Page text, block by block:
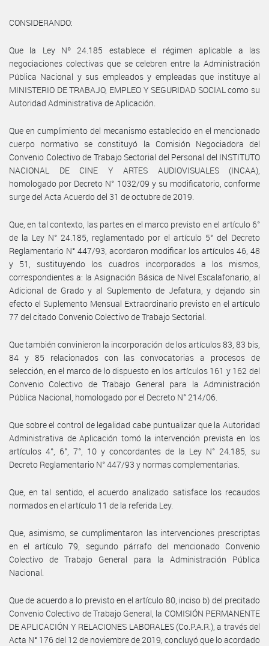
CONSIDERANDO:
Que la Ley Nº 24.185 establece el régimen aplicable a las
negociaciones colectivas que se celebren entre la Administración
Pública Nacional y sus empleados y empleadas que instituye al
MINISTERIO DE TRABAJO, EMPLEO Y SEGURIDAD SOCIAL como su
Autoridad Administrativa de Aplicación.
Que en cumplimiento del mecanismo establecido en el mencionado
cuerpo normativo se constituyó la Comisión Negociadora del
Convenio Colectivo de Trabajo Sectorial del Personal del INSTITUTO
NACIONAL DE CINE Y ARTES AUDIOVISUALES (INCAA),
homologado por Decreto N° 1032/09 y su modificatorio, conforme
surge del Acta Acuerdo del 31 de octubre de 2019.
Que, en tal contexto, las partes en el marco previsto en el artículo 6°
de la Ley N° 24.185, reglamentado por el artículo 5° del Decreto
Reglamentario N° 447/93, acordaron modificar los artículos 46, 48
y 51, sustituyendo los cuadros incorporados a los mismos,
correspondientes a: la Asignación Básica de Nivel Escalafonario, al
Adicional de Grado y al Suplemento de Jefatura, y dejando sin
efecto el Suplemento Mensual Extraordinario previsto en el artículo
77 del citado Convenio Colectivo de Trabajo Sectorial.
Que también convinieron la incorporación de los artículos 83, 83 bis,
84 y 85 relacionados con las convocatorias a procesos de
selección, en el marco de lo dispuesto en los artículos 161 y 162 del
Convenio Colectivo de Trabajo General para la Administración
Pública Nacional, homologado por el Decreto N° 214/06.
Que sobre el control de legalidad cabe puntualizar que la Autoridad
Administrativa de Aplicación tomó la intervención prevista en los
artículos 4°, 6°, 7°, 10 y concordantes de la Ley N° 24.185, su
Decreto Reglamentario N° 447/93 y normas complementarias.
Que, en tal sentido, el acuerdo analizado satisface los recaudos
normados en el artículo 11 de la referida Ley.
Que, asimismo, se cumplimentaron las intervenciones prescriptas
en el artículo 79, segundo párrafo del mencionado Convenio
Colectivo de Trabajo General para la Administración Pública
Nacional.
Que de acuerdo a lo previsto en el artículo 80, inciso b) del precitado
Convenio Colectivo de Trabajo General, la COMISIÓN PERMANENTE
DE APLICACIÓN Y RELACIONES LABORALES (Co.P.A.R.), a través del
Acta N° 176 del 12 de noviembre de 2019, concluyó que lo acordado